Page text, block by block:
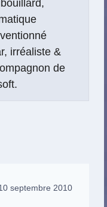
irréaliste &
de
septembre 2010